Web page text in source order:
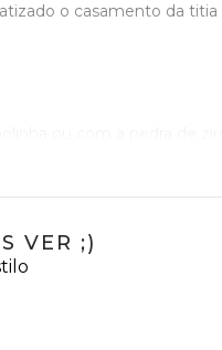
o casamento da
ou com a pedra de
é fazer um kit com duas
VER ;)